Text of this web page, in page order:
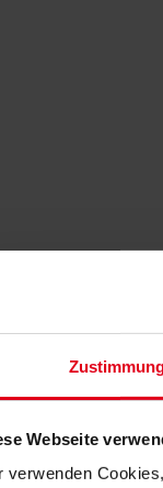
Webseite
verwenden